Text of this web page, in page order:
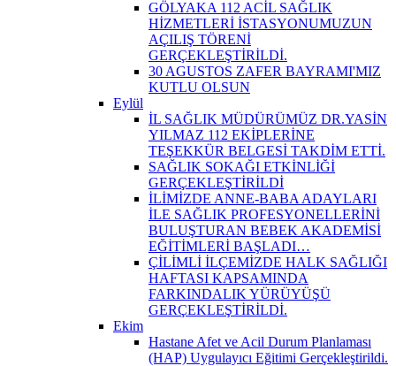
GÖLYAKA 112 ACİL SAĞLIK
HİZMETLERİ İSTASYONUMUZUN
AÇILIŞ TÖRENİ
GERÇEKLEŞTİRİLDİ.
30 AGUSTOS ZAFER BAYRAMI'MIZ
KUTLU OLSUN
Eylül
İL SAĞLIK MÜDÜRÜMÜZ DR.YASİN
YILMAZ 112 EKİPLERİNE
TEŞEKKÜR BELGESİ TAKDİM ETTİ.
SAĞLIK SOKAĞI ETKİNLİĞİ
GERÇEKLEŞTİRİLDİ
İLİMİZDE ANNE-BABA ADAYLARI
İLE SAĞLIK PROFESYONELLERİNİ
BULUŞTURAN BEBEK AKADEMİSİ
EĞİTİMLERİ BAŞLADI…
ÇİLİMLİ İLÇEMİZDE HALK SAĞLIĞI
HAFTASI KAPSAMINDA
FARKINDALIK YÜRÜYÜŞÜ
GERÇEKLEŞTİRİLDİ.
Ekim
Hastane Afet ve Acil Durum Planlaması
(HAP) Uygulayıcı Eğitimi Gerçekleştirildi.